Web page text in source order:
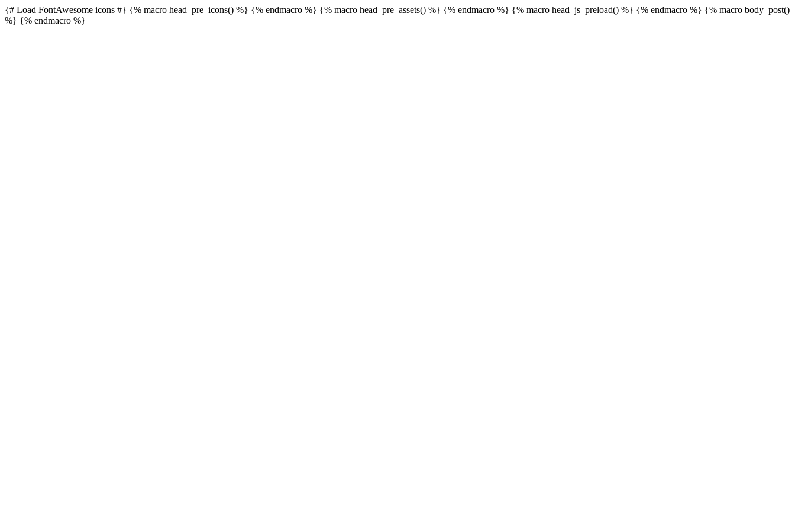
{# Load FontAwesome icons #} {% macro head_pre_icons() %} {% endmacro %} {% macro head_pre_assets() %} {% endmacro %} {% macro head_js_preload() %} {% endmacro %} {% macro body_post()
%} {% endmacro %}